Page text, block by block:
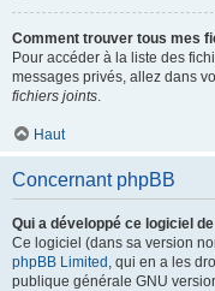
Comment trouver tous mes
Pour accéder à la liste des
messages privés, allez dans
fichiers joints.
Haut
Concernant phpBB
Qui a développé ce logiciel
Ce logiciel (dans sa version
phpBB Limited , qui en a les
publique générale GNU